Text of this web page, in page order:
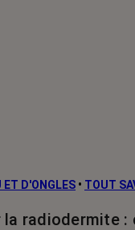
ET D'ONGLES • TOUT
radiodermite :